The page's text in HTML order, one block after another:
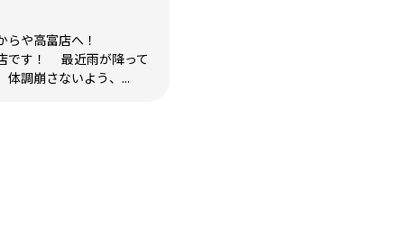
や高富店へ！
です！ 最近雨が降って
体調崩さないよう、...